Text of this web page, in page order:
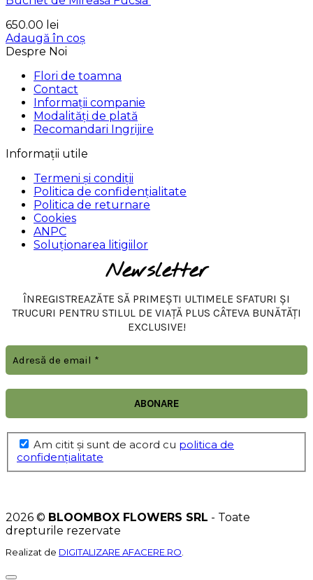
650.00 lei
Adaugă în coș
Despre Noi
Flori de toamna
Contact
Informații companie
Modalități de plată
Recomandari Ingrijire
Informații utile
Termeni și condiții
Politica de confidențialitate
Politica de returnare
Cookies
ANPC
Soluționarea litigiilor
Newsletter
ÎNREGISTREAZĂTE SĂ PRIMEȘTI ULTIMELE SFATURI ȘI
TRUCURI PENTRU STILUL DE VIAȚĂ PLUS CÂTEVA BUNĂTĂȚI
EXCLUSIVE!
Am citit şi sunt de acord cu politica de
confidențialitate
2026 © BLOOMBOX FLOWERS SRL - Toate
drepturile rezervate
Realizat de DIGITALIZARE AFACERE.RO